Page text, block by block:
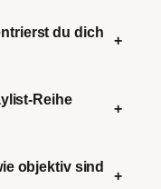
du dich
+
Reihe
+
objektiv sind
+